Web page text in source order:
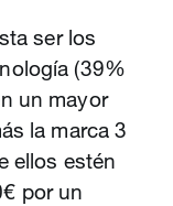
ser los
(39%
un mayor
la marca 3
ellos estén
por un